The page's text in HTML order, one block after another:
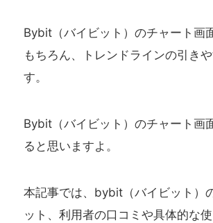
Bybit（バイビット）のチャート画
もちろん、トレンドラインの引き
す。
Bybit（バイビット）のチャート画
ると思いますよ。
本記事では、bybit（バイビット）
ット、利用者の口コミや具体的な